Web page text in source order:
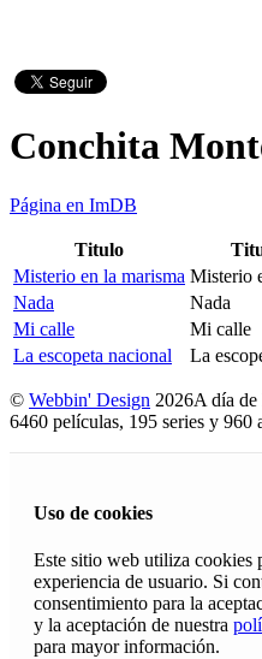
Conchita
Página en ImDB
Titulo
Misterio en la marisma Misterio
Nada
Nada
Mi calle
Mi calle
La escopeta nacional
La
© Webbin' Design 2026A día de
6460 películas, 195 series y 960
Uso de cookies
Este sitio web utiliza cookies
experiencia de usuario. Si
consentimiento para la
y la aceptación de nuestra
para mayor información.